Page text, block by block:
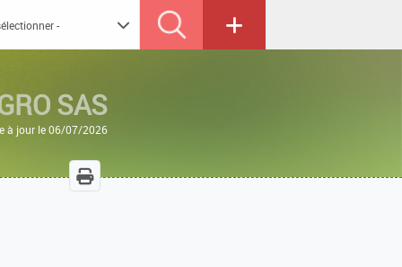
SAS
à jour le 06/07/2026